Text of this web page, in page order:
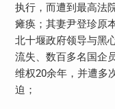
执行，而遭到最高法
瘫痪；其妻尹登珍原
北十堰政府领导与黑
流失、数百多名国企
维权20余年，并遭多
迫；